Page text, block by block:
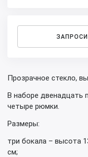
Прозрачное стекло,
В наборе двенадцать
четыре рюмки.
Размеры:
три бокала – высота
см;